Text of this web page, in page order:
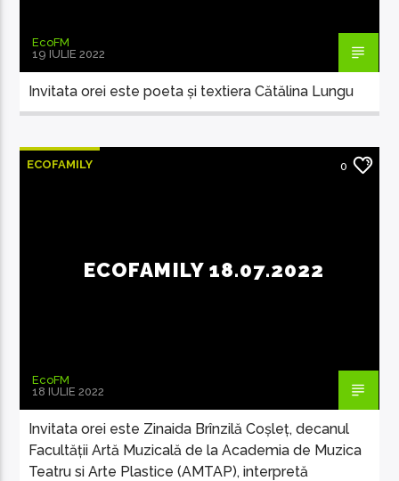
EcoFM
19 IULIE 2022
Invitata orei este poeta și textiera Cătălina Lungu
ECOFAMILY 0
ECOFAMILY 18.07.2022
EcoFM
18 IULIE 2022
Invitata orei este Zinaida Brînzilă Coșleț, decanul
Facultății Artă Muzicală de la Academia de Muzica
Teatru si Arte Plastice (AMTAP), interpretă